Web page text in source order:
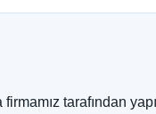
tarafından